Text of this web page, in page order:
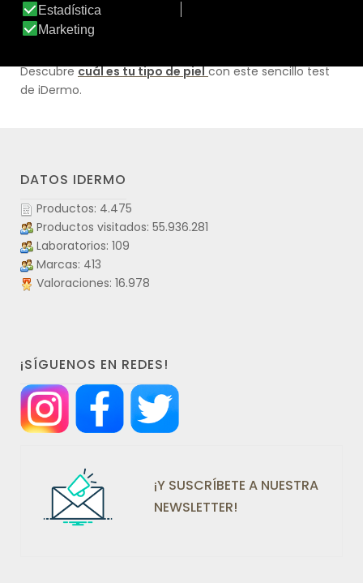
Aplica una crema
cara y cuello. Por la noche puede usarse una crema
Descubrecuál es tu tipo de piel con este sencillo test
de iDermo.
DATOS IDERMO
Productos: 4.475
Productos visitados: 55.936.281
Laboratorios: 109
Marcas: 413
Valoraciones: 16.978
¡SÍGUENOS EN REDES!
¡Y SUSCRÍBETE A NUESTRA
NEWSLETTER!